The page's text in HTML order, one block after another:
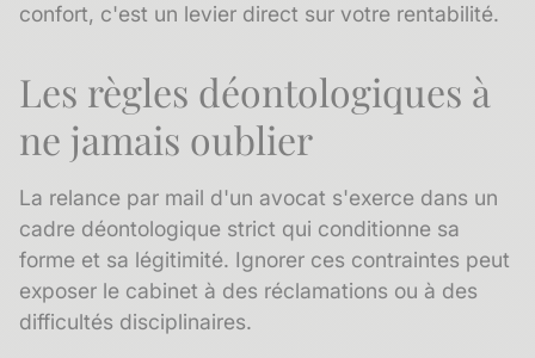
confort, c'est un levier direct sur votre rentabilité.
Les règles déontologiques à
ne jamais oublier
La relance par mail d'un avocat s'exerce dans un
cadre déontologique strict qui conditionne sa
forme et sa légitimité. Ignorer ces contraintes peut
exposer le cabinet à des réclamations ou à des
difficultés disciplinaires.